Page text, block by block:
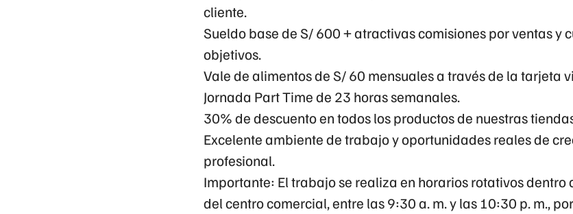
cliente.
Sueldo base de S/ 600 + atractivas comisiones por ventas y
objetivos.
Vale de alimentos de S/ 60 mensuales a través de la tarjeta
Jornada Part Time de 23 horas semanales.
30% de descuentoen todos los productos de nuestras
Excelente ambiente de trabajo y oportunidades reales de
profesional.
Importante: El trabajo se realiza en horarios rotativos dentro
del centro comercial, entre las9:30 a. m. y las 10:30 p. m.,